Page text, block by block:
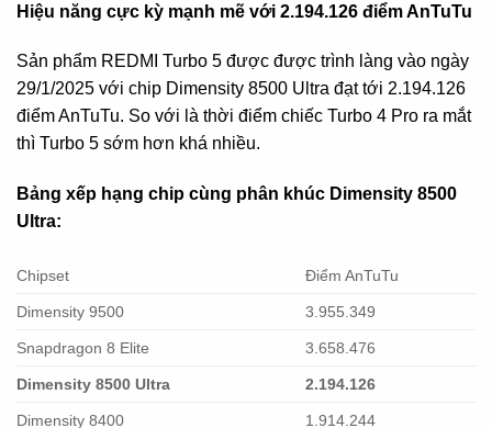
Hiệu năng cực kỳ mạnh mẽ với 2.194.126 điểm AnTuTu
Sản phẩm REDMI Turbo 5 được được trình làng vào ngày
29/1/2025 với chip Dimensity 8500 Ultra đạt tới 2.194.126
điểm AnTuTu. So với là thời điểm chiếc Turbo 4 Pro ra mắt
thì Turbo 5 sớm hơn khá nhiều.
Bảng xếp hạng chip cùng phân khúc Dimensity 8500
Ultra:
Chipset Điểm AnTuTu
Dimensity 9500 3.955.349
Snapdragon 8 Elite 3.658.476
Dimensity 8500 Ultra 2.194.126
Dimensity 8400 1.914.244